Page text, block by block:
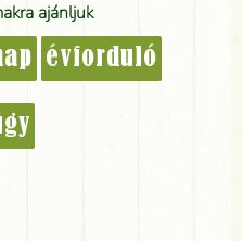
ajánljuk
évforduló